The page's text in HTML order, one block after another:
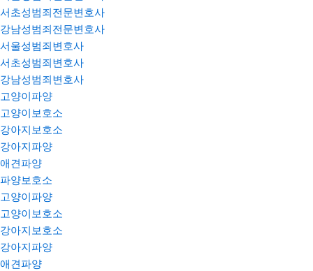
서초성범죄전문변호사
강남성범죄전문변호사
서울성범죄변호사
서초성범죄변호사
강남성범죄변호사
고양이파양
고양이보호소
강아지보호소
강아지파양
애견파양
파양보호소
고양이파양
고양이보호소
강아지보호소
강아지파양
애견파양